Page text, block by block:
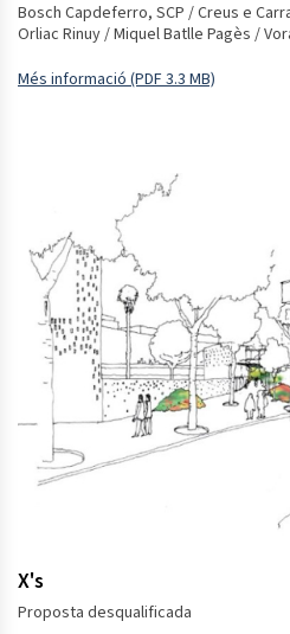
Bosch Capdeferro, SCP / Creus e
Orliac Rinuy / Miquel Batlle Pagès /
Més informació (PDF 3.3 MB)
X's
Proposta desqualificada